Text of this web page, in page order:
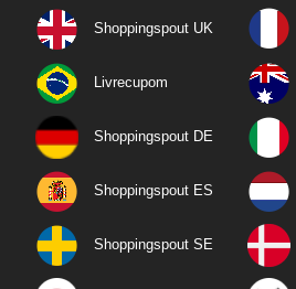
Shoppingspout UK
Livrecupom
Shoppingspout DE
Shoppingspout ES
Shoppingspout SE